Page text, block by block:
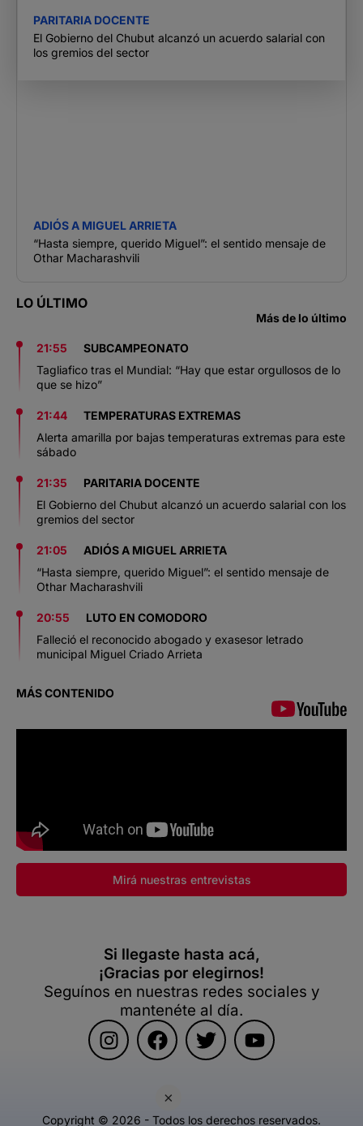
×
PARITARIA DOCENTE
El Gobierno del Chubut alcanzó un acuerdo salarial con
los gremios del sector
ADIÓS A MIGUEL ARRIETA
“Hasta siempre, querido Miguel”: el sentido mensaje de
Othar Macharashvili
LO ÚLTIMO
Más de lo último
21:55
SUBCAMPEONATO
Tagliafico tras el Mundial: “Hay que estar orgullosos de lo
que se hizo”
21:44
TEMPERATURAS EXTREMAS
Alerta amarilla por bajas temperaturas extremas para este
sábado
21:35
PARITARIA DOCENTE
El Gobierno del Chubut alcanzó un acuerdo salarial con los
gremios del sector
21:05
ADIÓS A MIGUEL ARRIETA
“Hasta siempre, querido Miguel”: el sentido mensaje de
Othar Macharashvili
20:55
LUTO EN COMODORO
Falleció el reconocido abogado y exasesor letrado
municipal Miguel Criado Arrieta
MÁS CONTENIDO
Mirá nuestras entrevistas
Si llegaste hasta acá,
¡Gracias por elegirnos!
Seguínos en nuestras redes sociales y
mantenéte al día.
Copyright © 2026 - Todos los derechos reservados.